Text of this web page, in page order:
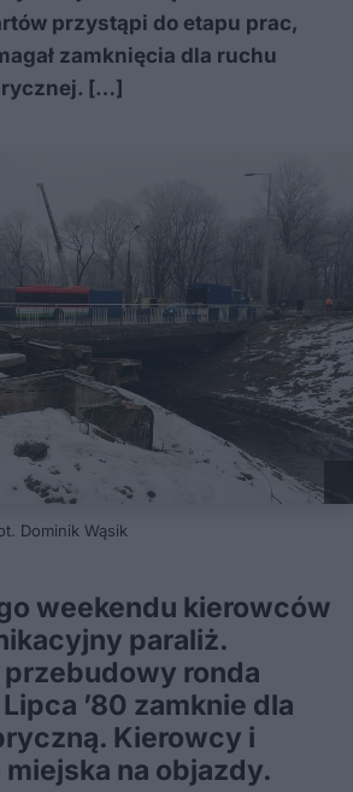
przystąpi do etapu prac,
zamknięcia dla ruchu
[…]
Dominik Wąsik
weekendu kierowców
paraliż.
ronda
’80 zamknie dla
Kierowcy i
na objazdy.